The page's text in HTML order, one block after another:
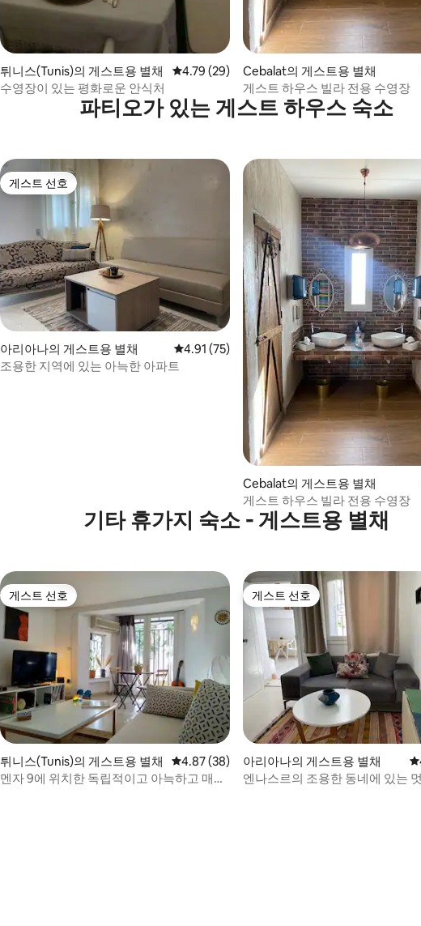
튀니스(Tunis)의 게스트용 별채 평점 4.79점(5점 만점), 후기 29개
4.79 (29)
수영장이 있는 평화로운 안식처
Cebalat의 게스트용 별채
게스트 하우스 빌라 전용 수영장
파티오가 있는 게스트 하우스 숙소
게스트 선호
게스트 선호
아리아나의 게스트용 별채 평점 4.91점(5점 만점), 후기 75개
4.91 (75)
조용한 지역에 있는 아늑한 아파트
Cebalat의 게스트용 별채
게스트 하우스 빌라 전용 수영장
기타 휴가지 숙소 - 게스트용 별채
게스트 선호
게스트 선호
튀니스(Tunis)의 게스트용 별채 평점 4.87점(5점 만점), 후기 38개
4.87 (38)
멘자 9에 위치한 독립적이고 아늑하고 매력
게스트 선호
게스트 선호
아리아나의 게스트용 별채
엔나스르의 조용한 동네에 있는